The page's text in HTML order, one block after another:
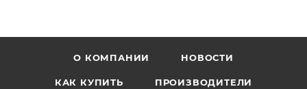
О КОМПАНИИ НОВОСТИ
КАК КУПИТЬ ПРОИЗВОДИТЕЛИ